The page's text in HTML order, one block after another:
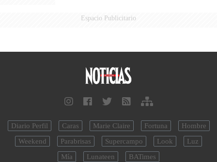
Espacio Publicitario
Diario Perfil Caras Marie Claire Fortuna
Hombre
Weekend
Parabrisas Supercampo Look
Luz
Mía
Lunateen BATimes